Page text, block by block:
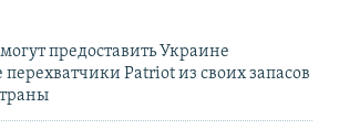
предоставить Украине
Patriot из своих запасов